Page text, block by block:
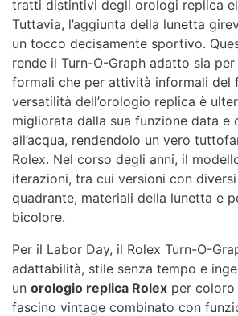
tratti distintivi degli orologi replica
Tuttavia, l’aggiunta della lunetta
un tocco decisamente sportivo.
rende il Turn-O-Graph adatto sia
formali che per attività informali del
versatilità dell’orologio replica è
migliorata dalla sua funzione data e
all’acqua, rendendolo un vero
Rolex. Nel corso degli anni, il
iterazioni, tra cui versioni con
quadrante, materiali della lunetta e
bicolore.
Per il Labor Day, il Rolex Turn-O-
adattabilità, stile senza tempo e
un orologio replica Rolex per coloro
fascino vintage combinato con